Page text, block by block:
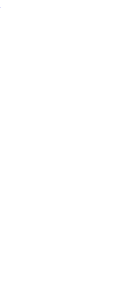
rastreio do cancro do pulmão são
um investimento
sistemas de saúde”
dez doentes com enfarte
para primeira linha no cancro da
metastático em doentes não
PD-(L)1
aos cheques psicólogo e
endoscópica do ouvido com